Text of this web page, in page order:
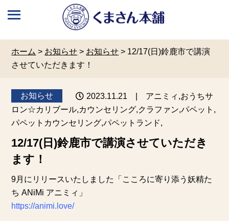
ホーム > お知らせ > お知らせ > 12/17(日)鈴鹿市で講演
させていただきます！
お知らせ 2023.11.21 | アニミィ,おうちサ
ロン☆カリブール,カウンセリング,クラファン,パペット,
パペットカウンセリング,パペットランド,
12/17(日)鈴鹿市で講演させていただき
ます！
9月にリリースいたしました「こころに寄り添う妖精た
ちANiMi アニミィ 」
https://animi.love/